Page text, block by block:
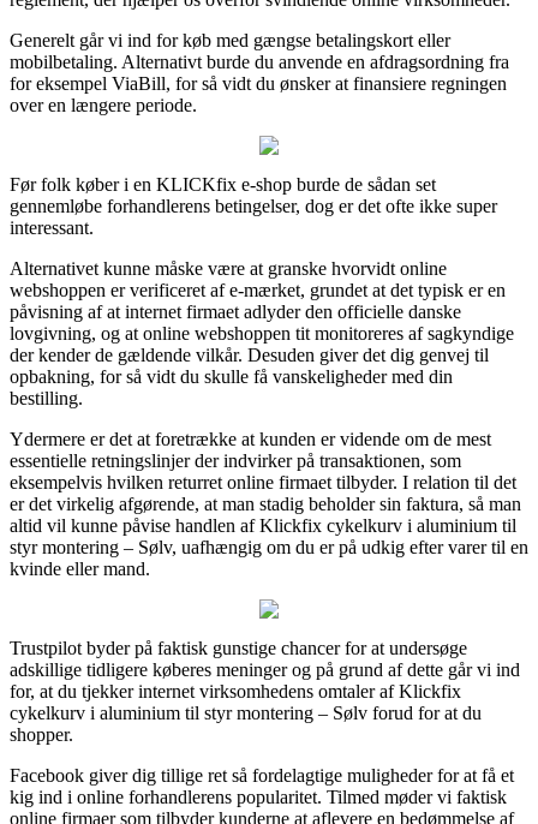
Generelt går vi ind for køb med gængse betalingskort eller
mobilbetaling. Alternativt burde du anvende en afdragsordning fra
for eksempel ViaBill, for så vidt du ønsker at finansiere regningen
over en længere periode.
Før folk køber i en KLICKfix e-shop burde de sådan set
gennemløbe forhandlerens betingelser, dog er det ofte ikke super
interessant.
Alternativet kunne måske være at granske hvorvidt online
webshoppen er verificeret af e-mærket, grundet at det typisk er en
påvisning af at internet firmaet adlyder den officielle danske
lovgivning, og at online webshoppen tit monitoreres af sagkyndige
der kender de gældende vilkår. Desuden giver det dig genvej til
opbakning, for så vidt du skulle få vanskeligheder med din
bestilling.
Ydermere er det at foretrække at kunden er vidende om de mest
essentielle retningslinjer der indvirker på transaktionen, som
eksempelvis hvilken returret online firmaet tilbyder. I relation til det
er det virkelig afgørende, at man stadig beholder sin faktura, så man
altid vil kunne påvise handlen af Klickfix cykelkurv i aluminium til
styr montering – Sølv, uafhængig om du er på udkig efter varer til en
kvinde eller mand.
Trustpilot byder på faktisk gunstige chancer for at undersøge
adskillige tidligere køberes meninger og på grund af dette går vi ind
for, at du tjekker internet virksomhedens omtaler af Klickfix
cykelkurv i aluminium til styr montering – Sølv forud for at du
shopper.
Facebook giver dig tillige ret så fordelagtige muligheder for at få et
kig ind i online forhandlerens popularitet. Tilmed møder vi faktisk
online firmaer som tilbyder kunderne at aflevere en bedømmelse af